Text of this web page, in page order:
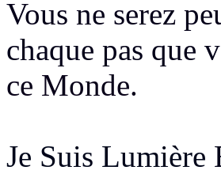
Vous ne serez
chaque pas que
ce Monde.
Je Suis Lumière